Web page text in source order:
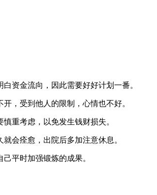
资金流向，因此需要好好计划一番。
，受到他人的限制，心情也不好。
重考虑，以免发生钱财损失。
会痊愈，出院后多加注意休息。
平时加强锻炼的成果。